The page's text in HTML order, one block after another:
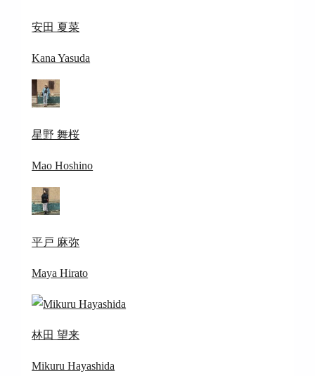
安田 夏菜
Kana Yasuda
星野 舞桜
Mao Hoshino
平戸 麻弥
Maya Hirato
林田 望来
Mikuru Hayashida